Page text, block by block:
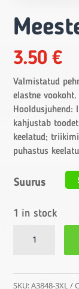
3.50€
Valmistatud
elastne
Hooldusjuhend:
kahjustab
keelatud;
puhastus
Suurus
1 in stock
Meeste
SKU:A3848-3XL